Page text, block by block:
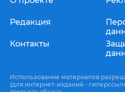
Редакция
Контакты
Использование материалов
(для интернет-изданий -